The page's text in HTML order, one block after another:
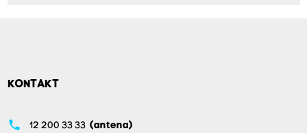
KONTAKT
phone 12 200 33 33 (antena)